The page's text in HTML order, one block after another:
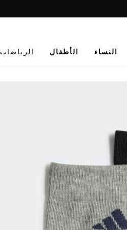
promotion
النساء الأطفال الرياضات